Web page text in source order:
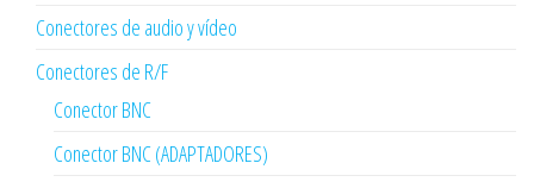
Conectores de audio y vídeo
Conectores de R/F
Conector BNC
Conector BNC (ADAPTADORES)